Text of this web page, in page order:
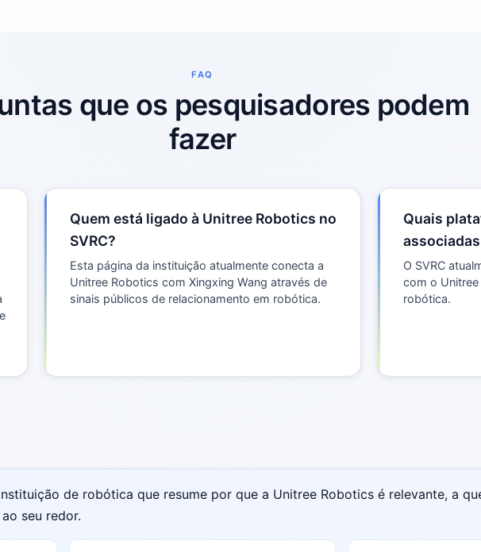
FAQ
que os pesquisadores podem
fazer
Quem está ligado à Unitree Robotics no
SVRC?
Esta página da instituição atualmente conecta a
Unitree Robotics com Xingxing Wang através de
sinais públicos de relacionamento em robótica.
Quais
O SVRC
com o
robótica.
de robótica que resume por que a Unitree Robotics é relevante, a
seu redor.